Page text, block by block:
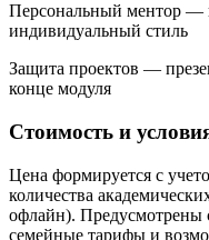
Персональный ментор —
индивидуальный стиль
Защита проектов —
конце модуля
Стоимость и
Цена формируется с
количества
офлайн). Предусмотрены
семейные тарифы и